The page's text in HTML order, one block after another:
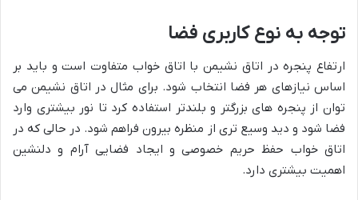
توجه به نوع کاربری فضا
ارتفاع پنجره در اتاق نشیمن با اتاق خواب متفاوت است و باید بر
اساس نیازهای هر فضا انتخاب شود. برای مثال در اتاق نشیمن می
توان از پنجره های بزرگتر و بلندتر استفاده کرد تا نور بیشتری وارد
فضا شود و دید وسیع تری از منظره بیرون فراهم شود. در حالی که در
اتاق خواب حفظ حریم خصوصی و ایجاد فضایی آرام و دلنشین
اهمیت بیشتری دارد.